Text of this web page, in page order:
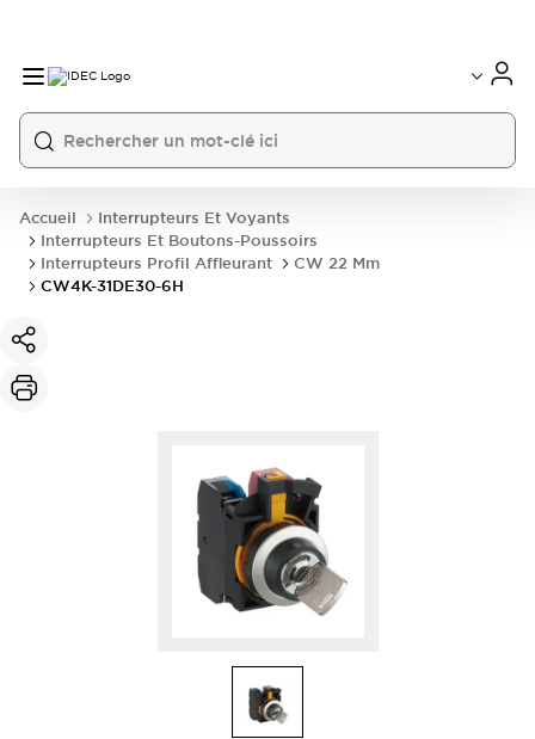
Accueil
Interrupteurs Et Voyants
Interrupteurs Et Boutons-Poussoirs
Interrupteurs Profil Affleurant
CW 22 Mm
CW4K-31DE30-6H